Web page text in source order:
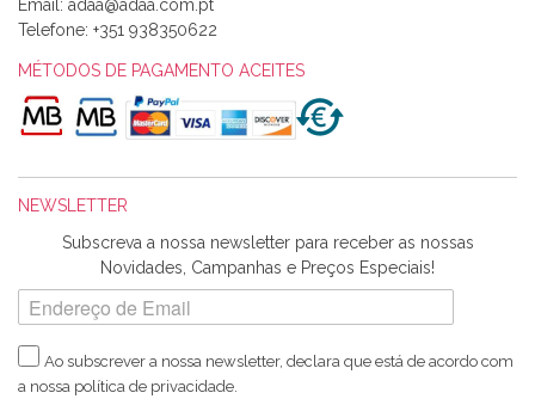
Alexandra Morais
Olá boa Noite. Os meus tecidos chegaram hoje. Muito
obrigada pelo miminho que dá um jeitaço pras minhas linhas
de bordar e não sei o que pões nos tecidos, mas que cheiram
maravilhosamente ... cheiram! :) Muito Obrigada.
Harita a minha encomenda já chegou. :) Muito obrigada pela
rapidez no envio, pela qualidade dos materiais que me
enviaste e pela simpatia de sempre. :)
Email:
Telefone: +351 938350622
MÉTODOS DE PAGAMENTO ACEITES
NEWSLETTER
Subscreva a nossa newsletter para receber as nossas
Novidades, Campanhas e Preços Especiais!
Ao subscrever a nossa newsletter, declara que está de acordo com
a nossa política de privacidade.